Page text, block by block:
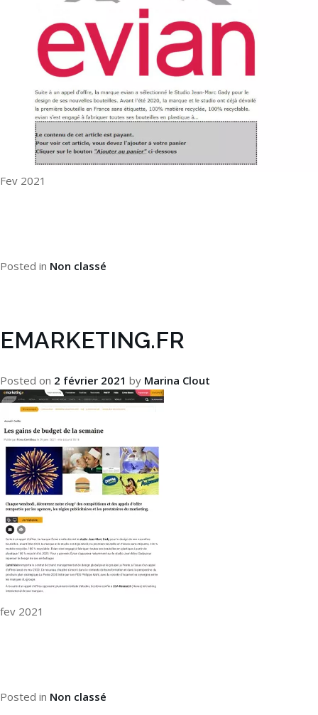
Fev 2021
Posted in Non classé
EMARKETING.FR
Posted on 2 février 2021 by Marina Clout
fev 2021
Posted in Non classé